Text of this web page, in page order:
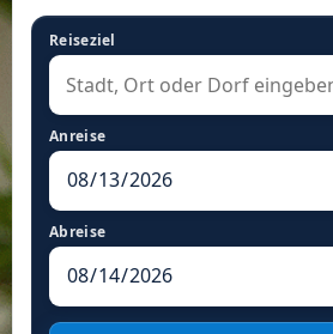
Reiseziel
Anreise
Abreise